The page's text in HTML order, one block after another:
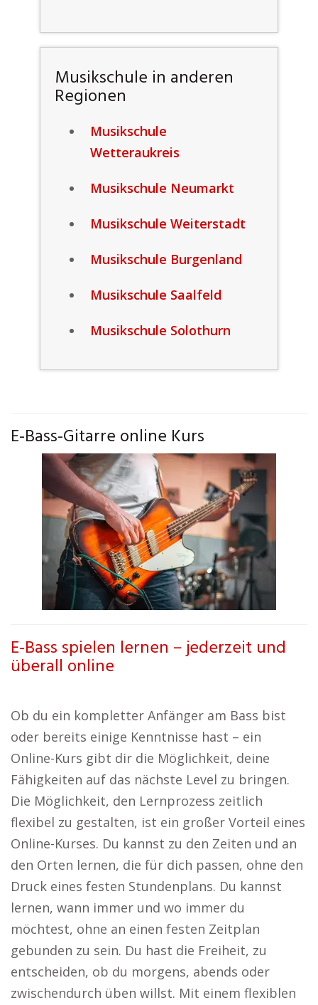
Musikschule in anderen
Regionen
Musikschule
Wetteraukreis
Musikschule Neumarkt
Musikschule Weiterstadt
Musikschule Burgenland
Musikschule Saalfeld
Musikschule Solothurn
E-Bass-Gitarre online Kurs
E-Bass spielen lernen – jederzeit und
überall online
Ob du ein kompletter Anfänger am Bass bist
oder bereits einige Kenntnisse hast – ein
Online-Kurs gibt dir die Möglichkeit, deine
Fähigkeiten auf das nächste Level zu bringen.
Die Möglichkeit, den Lernprozess zeitlich
flexibel zu gestalten, ist ein großer Vorteil eines
Online-Kurses. Du kannst zu den Zeiten und an
den Orten lernen, die für dich passen, ohne den
Druck eines festen Stundenplans. Du kannst
lernen, wann immer und wo immer du
möchtest, ohne an einen festen Zeitplan
gebunden zu sein. Du hast die Freiheit, zu
entscheiden, ob du morgens, abends oder
zwischendurch üben willst. Mit einem flexiblen